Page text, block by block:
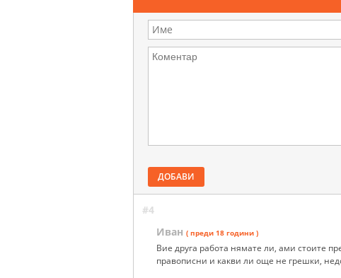
ДОБАВИ
#4
Иван ( преди 18 години )
Вие друга работа нямате ли, ами стоите
правописни и какви ли още не грешки,